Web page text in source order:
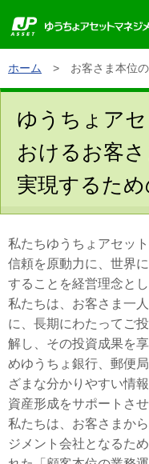
ゆうちょアセット
個人投資家向け情報
機関投資家向け情
ホーム
お問い合わせ
ホーム > お客さま本位
ゆうちょア
おけるお客
実現するた
私たちゆうちょアセッ
信頼を原動力に、世界
することを経営理念と
私たちは、お客さま一
に、長期にわたってご
解し、その投資成果を
めゆうちょ銀行、郵便
ざまな分かりやすい情
資産形成をサポートさ
私たちは、お客さまか
ジメント会社となるた